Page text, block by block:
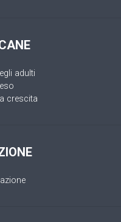
adulti
crescita